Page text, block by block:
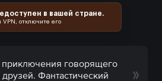
в вашей стране.
VPN, отключите его
говорящего
друзей. Фантастический